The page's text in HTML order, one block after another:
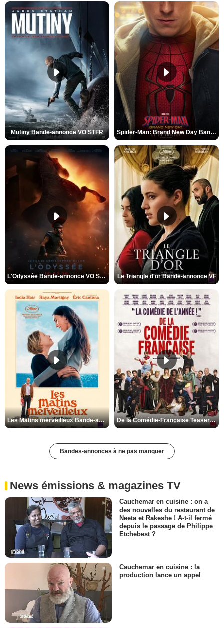
Mutiny Bande-annonce VO STFR Spider-Man: Brand New Day Bande-annonce VO STFR
L'Odyssée Bande-annonce VO STFR Le Triangle d'or Bande-annonce VF
Les Matins merveilleux Bande-annonce VF De la Comédie-Française Teaser VF
Bandes-annonces à ne pas manquer
News émissions & magazines TV
Cauchemar en cuisine : on a
des nouvelles du restaurant de
Neeta et Rakeshe ! A-t-il fermé
depuis le passage de Philippe
Etchebest ?
Cauchemar en cuisine : la
production lance un appel